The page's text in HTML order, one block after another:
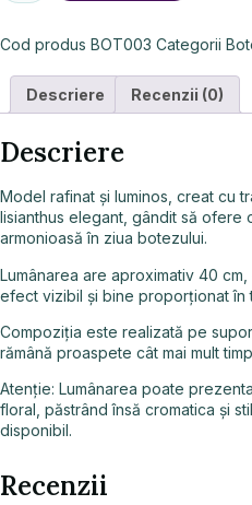
Cod produs BOT003 Categorii
Descriere Recenzii (0)
Descriere
Model rafinat și luminos, creat cu
lisianthus elegant, gândit să ofere
armonioasă în ziua botezului.
Lumânarea are aproximativ 40
efect vizibil și bine proporționat în
Compoziția este realizată pe
rămână proaspete cât mai mult
Atenție: Lumânarea poate
floral, păstrând însă cromatica și
disponibil.
Recenzii